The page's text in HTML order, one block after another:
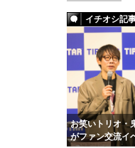
イチオシ記
お笑いトリオ・
がファン交流イ